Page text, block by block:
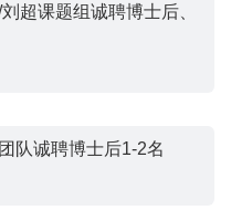
超课题组诚聘博士后、
队诚聘博士后1-2名